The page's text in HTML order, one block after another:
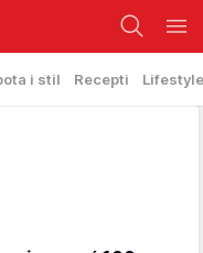
i stil Recepti Lifestyle